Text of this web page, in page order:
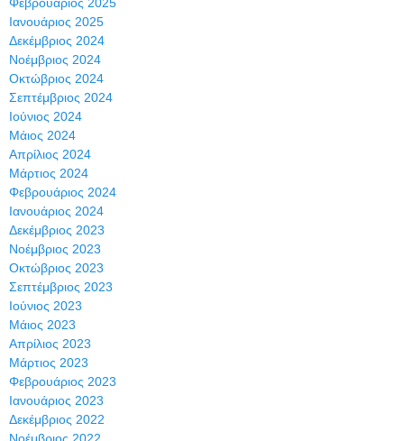
Φεβρουάριος 2025
Ιανουάριος 2025
Δεκέμβριος 2024
Νοέμβριος 2024
Οκτώβριος 2024
Σεπτέμβριος 2024
Ιούνιος 2024
Μάιος 2024
Απρίλιος 2024
Μάρτιος 2024
Φεβρουάριος 2024
Ιανουάριος 2024
Δεκέμβριος 2023
Νοέμβριος 2023
Οκτώβριος 2023
Σεπτέμβριος 2023
Ιούνιος 2023
Μάιος 2023
Απρίλιος 2023
Μάρτιος 2023
Φεβρουάριος 2023
Ιανουάριος 2023
Δεκέμβριος 2022